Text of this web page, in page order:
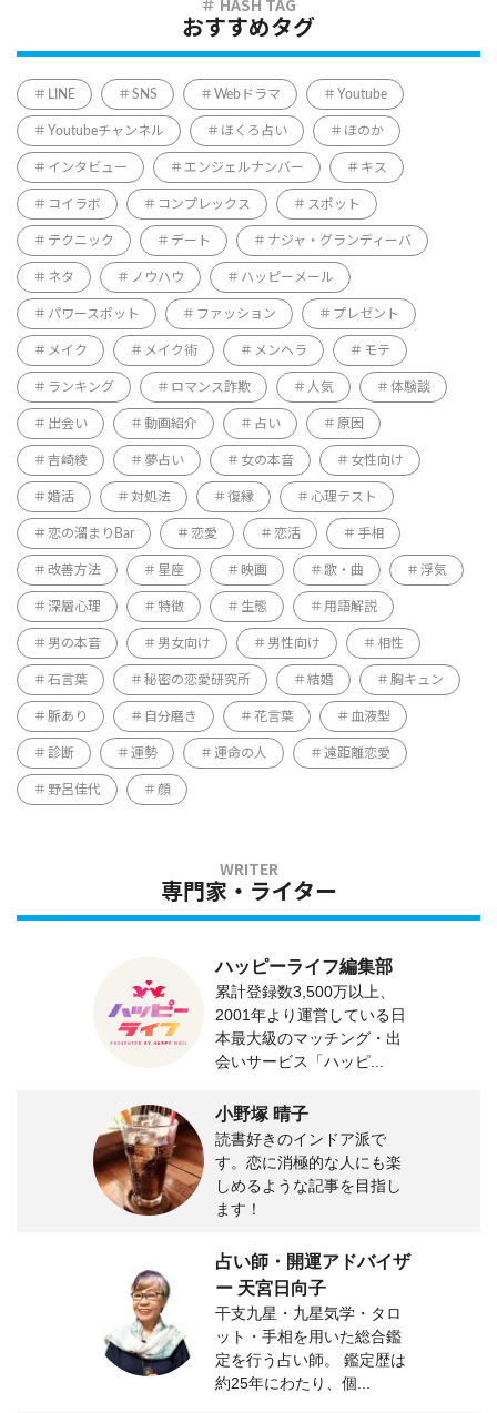
おすすめタグ
LINE SNS Webドラマ Youtube
Youtubeチャンネル ほくろ占い ほのか
インタビュー エンジェルナンバー キス
コイラボ コンプレックス スポット
テクニック デート ナジャ・グランディーバ
ネタ ノウハウ ハッピーメール
パワースポット ファッション プレゼント
メイク メイク術 メンヘラ モテ
ランキング ロマンス詐欺 人気 体験談
出会い 動画紹介 占い 原因
吉崎綾 夢占い 女の本音 女性向け
婚活 対処法 復縁 心理テスト
恋の溜まりBar 恋愛 恋活 手相
改善方法 星座 映画 歌・曲 浮気
深層心理 特徴 生態 用語解説
男の本音 男女向け 男性向け 相性
石言葉 秘密の恋愛研究所 結婚 胸キュン
脈あり 自分磨き 花言葉 血液型
診断 運勢 運命の人 遠距離恋愛
野呂佳代 顔
専門家・ライター
ハッピーライフ編集部
累計登録数3,500万以上、
2001年より運営している日
本最大級のマッチング・出
会いサービス「ハッピ...
小野塚 晴子
読書好きのインドア派で
す。恋に消極的な人にも楽
しめるような記事を目指し
ます！
占い師・開運アドバイザ
ー 天宮日向子
干支九星・九星気学・タロ
ット・手相を用いた総合鑑
定を行う占い師。 鑑定歴は
約25年にわたり、個...